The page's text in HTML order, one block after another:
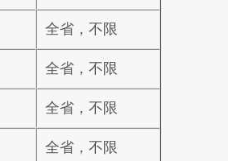
全省，不限
全省，不限
全省，不限
全省，不限